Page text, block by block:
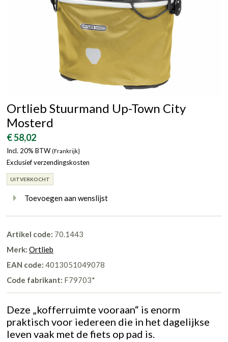
Ortlieb Stuurmand Up-Town City
Mosterd
€ 58,02
Incl. 20% BTW (Frankrijk}
Exclusief verzendingskosten
UITVERKOCHT
Toevoegen aan wenslijst
Artikel code: 70.1443
Merk: Ortlieb
EAN code: 4013051049078
Code fabrikant: F79703*
Deze „kofferruimte vooraan“ is enorm
praktisch voor iedereen die in het dagelijkse
leven vaak met de fiets op pad is.